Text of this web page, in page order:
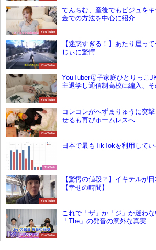
YouTube
てんちむ、産後でもビジュを
金での方法を中心に紹介
YouTube
【迷惑すぎる！】あたり屋っ
じぃに驚愕
YouTube
YouTuber母子家庭ひとりっこ
主退学し通信制高校に編入、
YouTube
コレコレがへずまりゅうに突
せるも再びホームレスへ
TikTok
日本で最もTikTokを利用して
YouTube
【驚愕の値段？】イキテルが
【幸せの時間】
YouTube
これで「ザ」か「ジ」か迷わ
「The」の発音の意外な真実